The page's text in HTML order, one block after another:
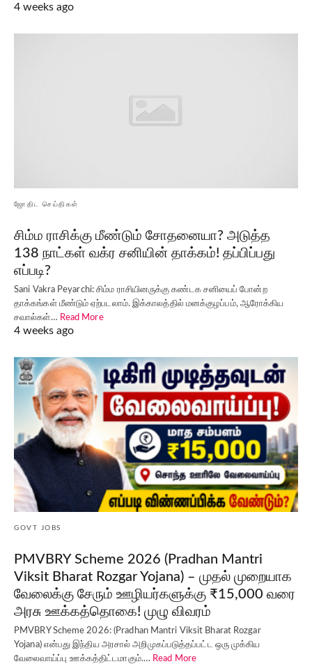
4 weeks ago
ஜோதிட செய்திகள்
சிம்ம ராசிக்கு மீண்டும் சோதனையா? அடுத்த
138 நாட்கள் வக்ர சனியின் தாக்கம்! தப்பிப்பது
எப்படி?
Sani Vakra Peyarchi: சிம்ம ராசியினருக்கு கண்டக சனியைப் போன்ற
தாக்கங்கள் மீண்டும் ஏற்படலாம். இக்காலத்தில் மனக்குழப்பம், ஆரோக்கிய
சவால்கள்… Read More
4 weeks ago
GOVT JOBS
PMVBRY Scheme 2026 (Pradhan Mantri
Viksit Bharat Rozgar Yojana) – முதல் முறையாக
வேலைக்கு சேரும் ஊழியர்களுக்கு ₹15,000 வரை
அரசு ஊக்கத்தொகை! முழு விவரம்
PMVBRY Scheme 2026: (Pradhan Mantri Viksit Bharat Rozgar
Yojana) என்பது இந்திய அரசால் அறிமுகப்படுத்தப்பட்ட ஒரு முக்கிய
வேலைவாய்ப்பு ஊக்கத்திட்டமாகும்.… Read More